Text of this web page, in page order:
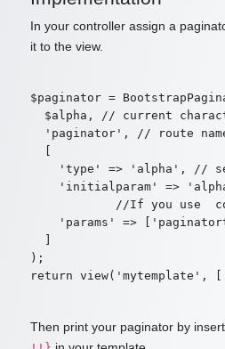
In your controller assign a
it to the view.
$paginator =
$alpha, // current
'paginator', // route
'type' => 'alpha', //
'initialparam' =>
//If you use
'params' =>
);
Then print your paginator by